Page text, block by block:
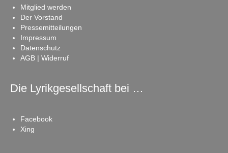
Mitglied werden
Der Vorstand
Pressemitteilungen
Impressum
Datenschutz
AGB | Widerruf
Die Lyrikgesellschaft bei …
Facebook
Xing